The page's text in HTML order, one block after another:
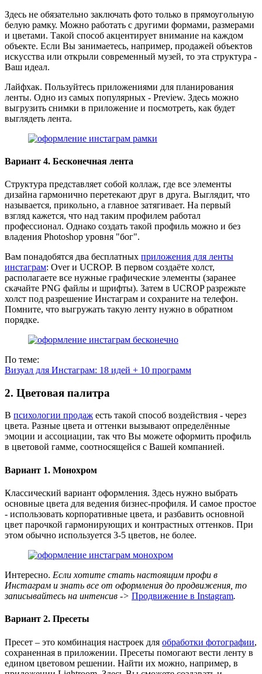
Здесь не обязательно заключать фото только в прямоугольную
белую рамку. Можно работать с другими формами, размерами
и цветами. Такой способ акцентирует внимание на каждом
объекте. Если Вы занимаетесь, например, продажей объектов
искусства или открыли современный музей, то эта структура -
Ваш идеал.
Лайфхак. Пользуйтесь приложениями для планирования
ленты. Одно из самых популярных - Preview. Здесь можно
выгрузить снимки в приложение и посмотреть, как будет
выглядеть лента.
Вариант 4. Бесконечная лента
Структура представляет собой коллаж, где все элементы
дизайна гармонично перетекают друг в друга. Выглядит, что
называется, прикольно, а главное затягивает. На первый
взгляд кажется, что над таким профилем работал
профессионал. Однако создать такой профиль можно и без
владения Photoshop уровня "бог".
Вам понадобятся два бесплатных приложения для ленты
инстаграм: Over и UCROP. В первом создаёте холст,
располагаете все нужные графические элементы (заранее
скачайте PNG файлы и шрифты). Затем в UCROP разрежьте
холст под разрешение Инстаграм и сохраните на телефон.
Помните, что выгружать такую ленту нужно в обратном
порядке.
По теме:
Визуал для Инстаграм: 18 идей + 10 программ
2. Цветовая палитра
В психологии продаж есть такой способ воздействия - через
цвета. Разные цвета и оттенки вызывают определённые
эмоции и ассоциации, так что Вы можете оформить профиль
в цветовой гамме, соотносящейся с Вашей компанией.
Вариант 1. Монохром
Классический вариант оформления. Здесь нужно выбрать
основные цвета для ведения бизнес-профиля. И самое простое
- использовать корпоративные цвета, и разбавить основной
цвет парочкой гармонирующих и контрастных оттенков. При
этом обычно используется 3-5 цветов, не более.
Интересно. Если хотите стать настоящим профи в
Инстаграм и знать все от оформления до продвижения, то
записывайтесь на интенсив -> Продвижение в Instagram.
Вариант 2. Пресеты
Пресет – это комбинация настроек для обработки фотографии,
сохраненная в приложении. Пресеты помогают вести ленту в
едином цветовом решении. Найти их можно, например, в